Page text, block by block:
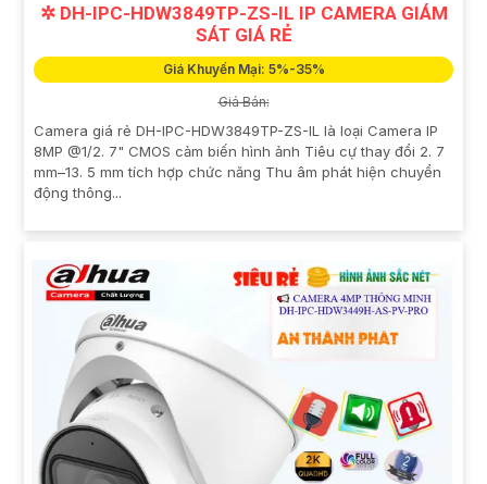
✲ DH-IPC-HDW3849TP-ZS-IL IP CAMERA GIÁM
SÁT GIÁ RẺ
Giá Khuyến Mại: 5%-35%
Giá Bán:
Camera giá rẻ DH-IPC-HDW3849TP-ZS-IL là loại Camera IP
8MP @1/2. 7" CMOS cảm biến hình ảnh Tiêu cự thay đổi 2. 7
mm–13. 5 mm tích hợp chức năng Thu âm phát hiện chuyển
động thông...